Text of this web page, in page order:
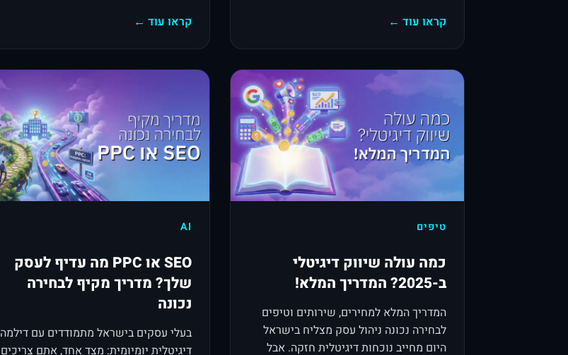
קראו עוד ← קראו עוד ←
טיפים
כמה עולה שיווק דיגיטלי
ב-2025? המדריך המלא!
המדריך המלא למחירים, שירותים וטיפים
לבחירה נכונה ניהול עסק מצליח בישראל
היום מחייב נוכחות דיגיטלית חזקה. אבל
AI
SEO או PPC מה עדיף לעסק
שלך? מדריך מקיף לבחירה
נכונה
בעלי עסקים בישראל מתמודדים עם דילמה
דיגיטלית יומיומית: מצד אחד, אתם צריכים